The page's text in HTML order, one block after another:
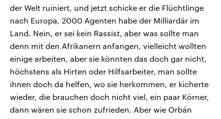
der Welt ruiniert, und jetzt schicke er die Flüchtlinge
nach Europa, 2000 Agenten habe der Milliardär im
Land. Nein, er sei kein Rassist, aber was sollte man
denn mit den Afrikanern anfangen, vielleicht wollten
einige arbeiten, aber sie könnten das doch gar nicht,
höchstens als Hirten oder Hilfsarbeiter, man sollte
ihnen doch da helfen, wo sie herkommen, er kicherte
wieder, die brauchen doch nicht viel, ein paar Körner,
dann wären sie schon zufrieden. Aber wie Orbán